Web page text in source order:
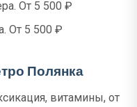
От 5 500 ₽
От 5 500 ₽
Полянка
витамины, от